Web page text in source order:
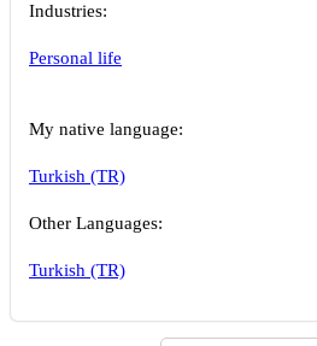
Industries:
Personal life
My native language:
Turkish (TR)
Other Languages:
Turkish (TR)